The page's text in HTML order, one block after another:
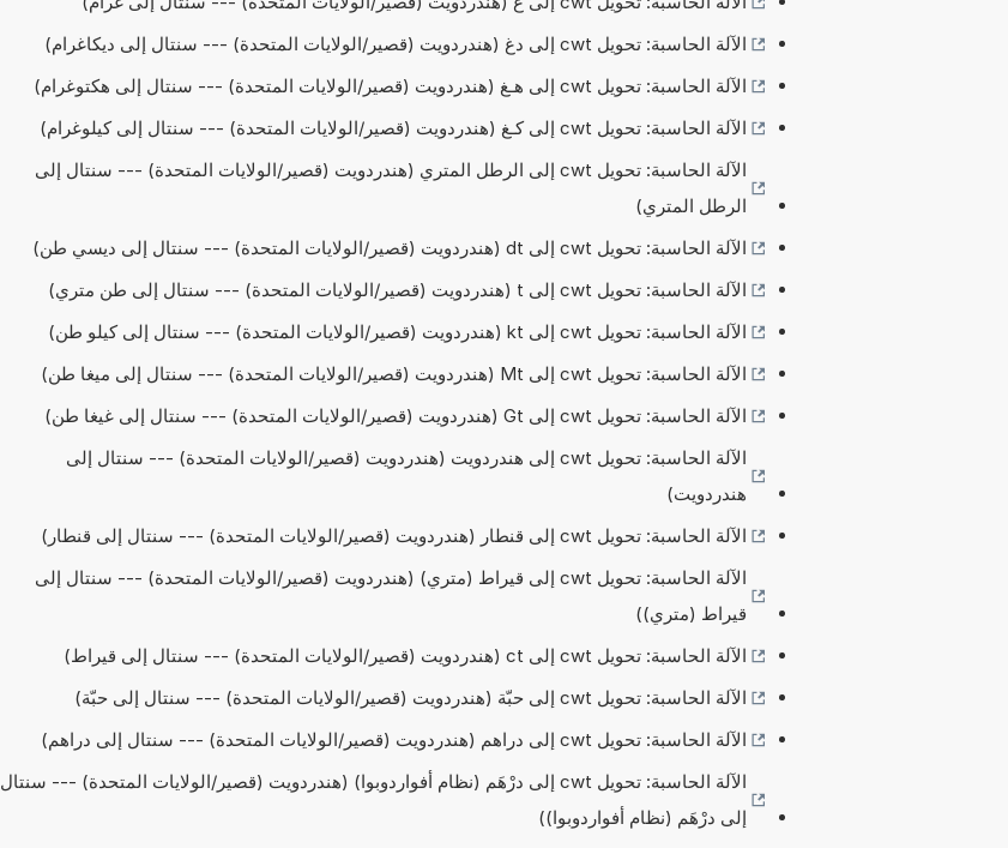
الآلة الحاسبة: تحويل cwt إلى دغ (هندردويت (قصير/الولايات المتحدة) --- سنتال إلى ديكاغرام)
الآلة الحاسبة: تحويل cwt إلى هـغ (هندردويت (قصير/الولايات المتحدة) --- سنتال إلى هكتوغرام)
الآلة الحاسبة: تحويل cwt إلى كـغ (هندردويت (قصير/الولايات المتحدة) --- سنتال إلى كيلوغرام)
الآلة الحاسبة: تحويل cwt إلى الرطل المتري (هندردويت (قصير/الولايات المتحدة) --- سنتال إلى
الرطل المتري)
الآلة الحاسبة: تحويل cwt إلى dt (هندردويت (قصير/الولايات المتحدة) --- سنتال إلى ديسي طن)
الآلة الحاسبة: تحويل cwt إلى t (هندردويت (قصير/الولايات المتحدة) --- سنتال إلى طن متري)
الآلة الحاسبة: تحويل cwt إلى kt (هندردويت (قصير/الولايات المتحدة) --- سنتال إلى كيلو طن)
الآلة الحاسبة: تحويل cwt إلى Mt (هندردويت (قصير/الولايات المتحدة) --- سنتال إلى ميغا طن)
الآلة الحاسبة: تحويل cwt إلى Gt (هندردويت (قصير/الولايات المتحدة) --- سنتال إلى غيغا طن)
الآلة الحاسبة: تحويل cwt إلى هندردويت (هندردويت (قصير/الولايات المتحدة) --- سنتال إلى
هندردويت)
الآلة الحاسبة: تحويل cwt إلى قنطار (هندردويت (قصير/الولايات المتحدة) --- سنتال إلى قنطار)
الآلة الحاسبة: تحويل cwt إلى قيراط (متري) (هندردويت (قصير/الولايات المتحدة) --- سنتال إلى
قيراط (متري))
الآلة الحاسبة: تحويل cwt إلى ct (هندردويت (قصير/الولايات المتحدة) --- سنتال إلى قيراط)
الآلة الحاسبة: تحويل cwt إلى حبّة (هندردويت (قصير/الولايات المتحدة) --- سنتال إلى حبّة)
الآلة الحاسبة: تحويل cwt إلى دراهم (هندردويت (قصير/الولايات المتحدة) --- سنتال إلى دراهم)
الآلة الحاسبة: تحويل cwt إلى درْهَم (نظام أفواردوبوا) (هندردويت (قصير/الولايات المتحدة) --- سنتال
إلى درْهَم (نظام أفواردوبوا))